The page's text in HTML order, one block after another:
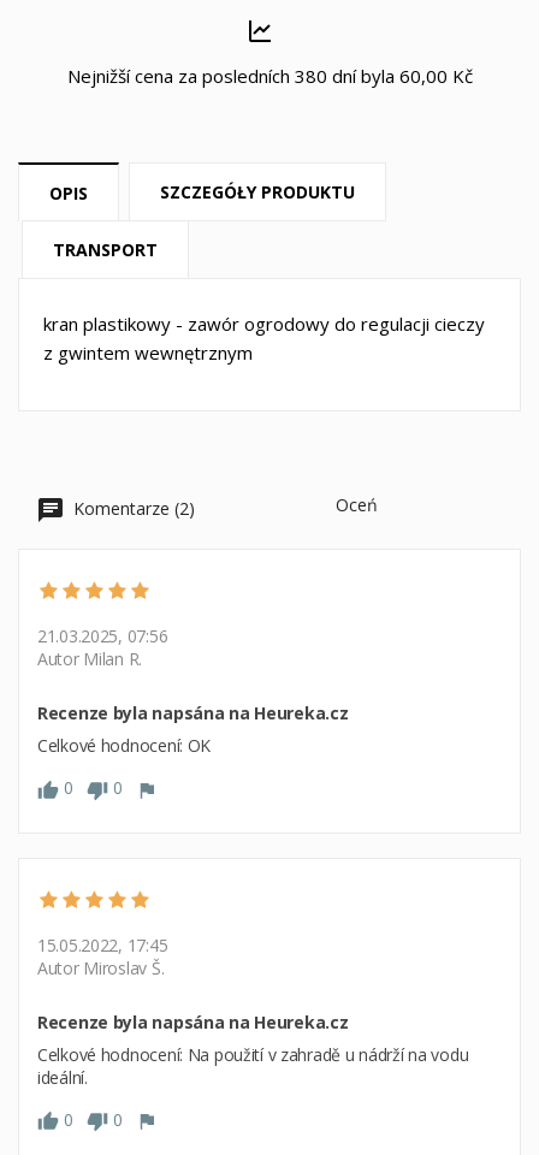
Nejnižší cena za posledních 380 dní byla 60,00 Kč
OPIS SZCZEGÓŁY PRODUKTU
TRANSPORT
kran plastikowy - zawór ogrodowy do regulacji cieczy
z gwintem wewnętrznym
Komentarze (2) Oceń
21.03.2025, 07:56
Autor Milan R.
Recenze byla napsána na Heureka.cz
Celkové hodnocení: OK
0
0
15.05.2022, 17:45
Autor Miroslav Š.
Recenze byla napsána na Heureka.cz
Celkové hodnocení: Na použití v zahradě u nádrží na vodu
ideální.
0
0